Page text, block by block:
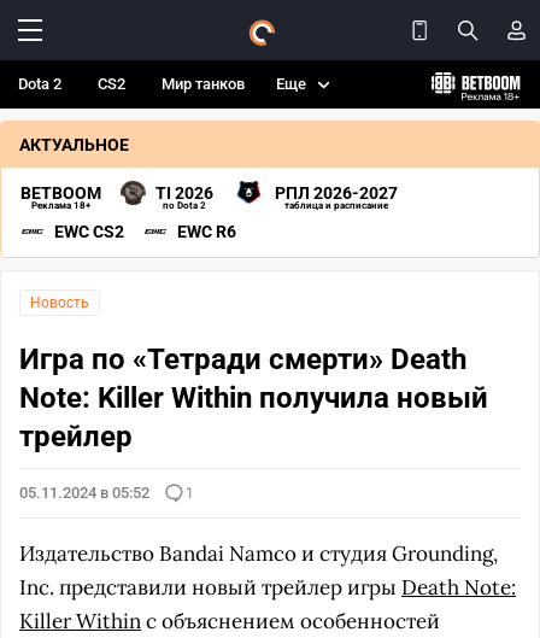
Dota 2 CS2 Мир танков Еще
АКТУАЛЬНОЕ
BETBOOM
Реклама 18+
TI 2026
по Dota 2
РПЛ 2026-2027
таблица и расписание
EWC CS2 EWC R6
Новость
Игра по «Тетради смерти» Death
Note: Killer Within получила новый
трейлер
05.11.2024 в 05:52 1
Издательство Bandai Namco и студия Grounding,
Inc. представили новый трейлер игры Death Note:
Killer Withinс объяснением особенностей